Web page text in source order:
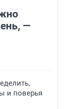
—
и поверья